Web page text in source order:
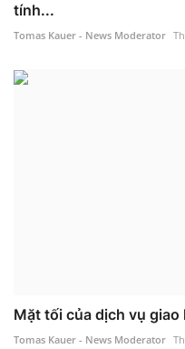
tính...
Tomas Kauer - News Moderator
Mặt tối của dịch vụ giao
Tomas Kauer - News Moderator